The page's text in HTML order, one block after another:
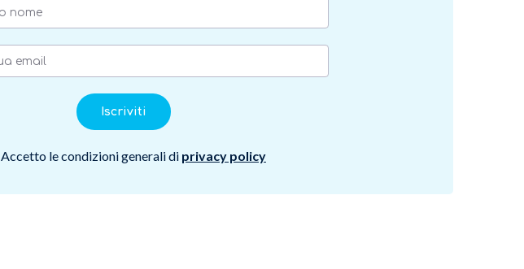
Iscriviti
Accetto le condizioni generali di privacy policy